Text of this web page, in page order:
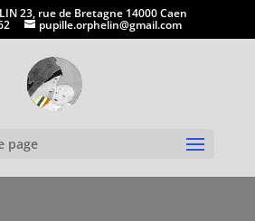
23, rue de Bretagne 14000 Caen
pupille.orphelin@gmail.com
page